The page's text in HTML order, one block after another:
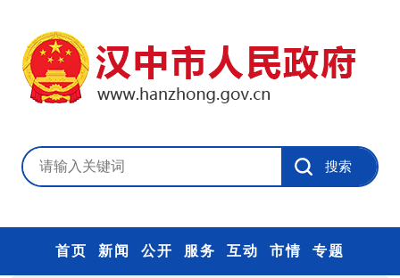
首页 新闻 公开 服务 互动 市情 专题